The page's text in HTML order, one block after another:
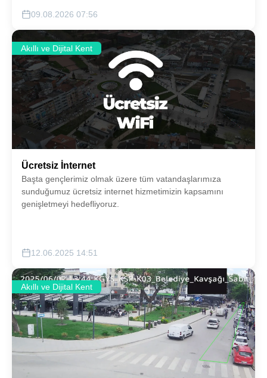
09.08.2026 07:56
Akıllı ve Dijital Kent
Ücretsiz İnternet
Başta gençlerimiz olmak üzere tüm vatandaşlarımıza
sunduğumuz ücretsiz internet hizmetimizin kapsamını
genişletmeyi hedefliyoruz.
12.06.2025 14:51
Akıllı ve Dijital Kent